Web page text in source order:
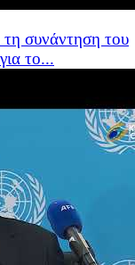
συνάντηση του
το...